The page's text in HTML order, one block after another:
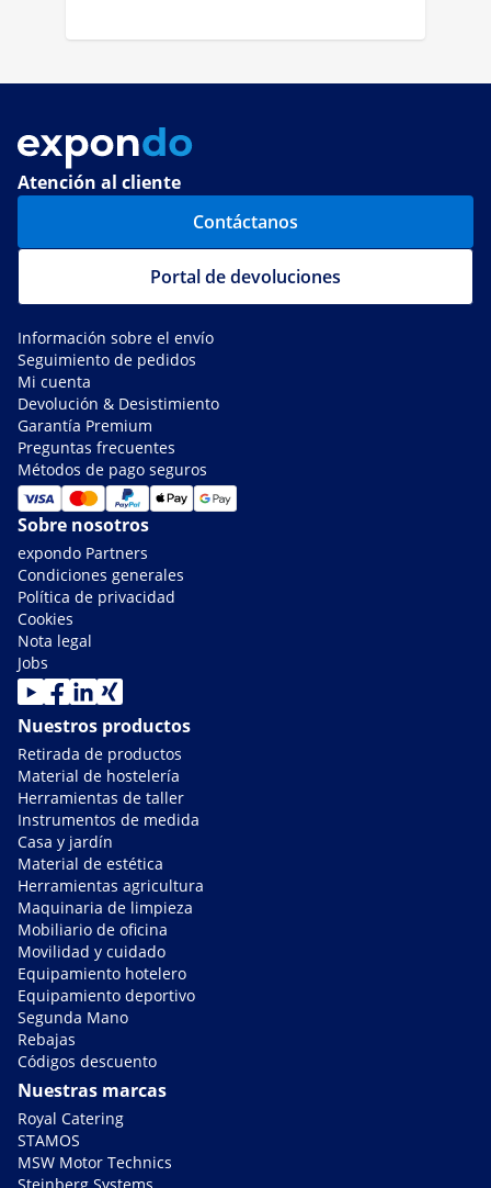
Atención al cliente
Contáctanos
Portal de devoluciones
Información sobre el envío
Seguimiento de pedidos
Mi cuenta
Devolución & Desistimiento
Garantía Premium
Preguntas frecuentes
Métodos de pago seguros
Sobre nosotros
expondo Partners
Condiciones generales
Política de privacidad
Cookies
Nota legal
Jobs
Nuestros productos
Retirada de productos
Material de hostelería
Herramientas de taller
Instrumentos de medida
Casa y jardín
Material de estética
Herramientas agricultura
Maquinaria de limpieza
Mobiliario de oficina
Movilidad y cuidado
Equipamiento hotelero
Equipamiento deportivo
Segunda Mano
Rebajas
Códigos descuento
Nuestras marcas
Royal Catering
STAMOS
MSW Motor Technics